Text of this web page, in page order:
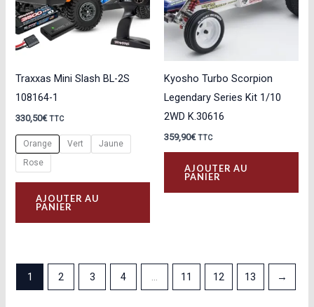
Traxxas Mini Slash BL-2S
108164-1
330,50€ TTC
Orange Vert
Jaune
Rose
AJOUTER AU
PANIER
Ce
a
variations.
Les
Kyosho Turbo Scorpion
Legendary Series Kit 1/10
2WD K.30616
359,90€ TTC
AJOUTER AU
PANIER
1 2 3 4 … 11 12 13 →